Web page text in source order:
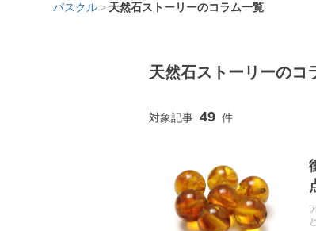
パスクル 天然石ストーリーのコラム一覧
天然石ストーリーのコ
49